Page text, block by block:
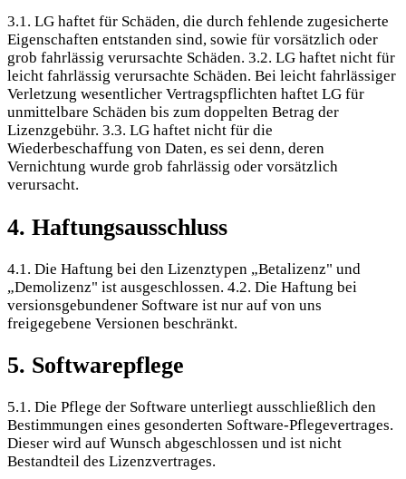
3.1. LG haftet für Schäden, die durch fehlende zugesicherte
Eigenschaften entstanden sind, sowie für vorsätzlich oder
grob fahrlässig verursachte Schäden. 3.2. LG haftet nicht für
leicht fahrlässig verursachte Schäden. Bei leicht fahrlässiger
Verletzung wesentlicher Vertragspflichten haftet LG für
unmittelbare Schäden bis zum doppelten Betrag der
Lizenzgebühr. 3.3. LG haftet nicht für die
Wiederbeschaffung von Daten, es sei denn, deren
Vernichtung wurde grob fahrlässig oder vorsätzlich
verursacht.
4. Haftungsausschluss
4.1. Die Haftung bei den Lizenztypen „Betalizenz" und
„Demolizenz" ist ausgeschlossen. 4.2. Die Haftung bei
versionsgebundener Software ist nur auf von uns
freigegebene Versionen beschränkt.
5. Softwarepflege
5.1. Die Pflege der Software unterliegt ausschließlich den
Bestimmungen eines gesonderten Software-Pflegevertrages.
Dieser wird auf Wunsch abgeschlossen und ist nicht
Bestandteil des Lizenzvertrages.